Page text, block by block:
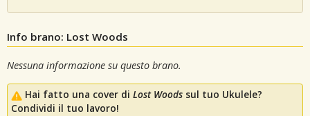
Info brano: Lost Woods
Nessuna informazione su questo brano.
Hai fatto una cover di Lost Woods sul tuo Ukulele?
Condividi il tuo lavoro!